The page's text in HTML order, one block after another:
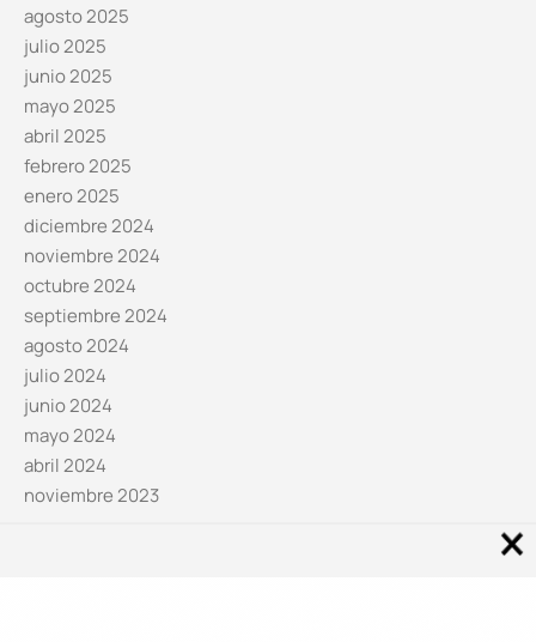
agosto 2025
julio 2025
junio 2025
mayo 2025
abril 2025
febrero 2025
enero 2025
diciembre 2024
noviembre 2024
octubre 2024
septiembre 2024
agosto 2024
julio 2024
junio 2024
mayo 2024
abril 2024
noviembre 2023